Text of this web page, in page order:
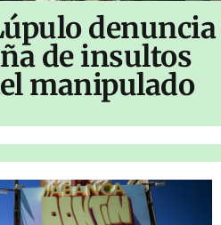
denuncia
de insultos
manipulado